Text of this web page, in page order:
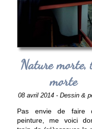
Nature morte,
morte
08 avril 2014 - Dessin &
Pas envie de faire
peinture, me voici